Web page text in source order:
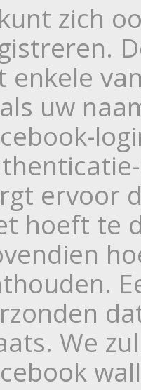
zich
enkele
uw
ervoor
hoeft te
We